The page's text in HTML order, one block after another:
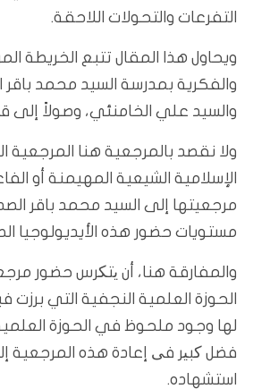
التفرعات والتحولات اللاحقة.
ويحاول هذا المقال تتبع الخريطة
والفكرية بمدرسة السيد محمد باقر
والسيد علي الخامنئي، وصولاً إلى
ولا نقصد بالمرجعية هنا المرجعية
مرجعيتها إلى السيد محمد باقر
مستويات حضور هذه الأيديولوجيا
والمفارقة هنا، أن یتکرس حضور
الحوزة العلمية النجفية التي
لها وجود ملحوظ في الحوزة
فضل کبیر فی إعادة هذه المرجعية
استشهاده.